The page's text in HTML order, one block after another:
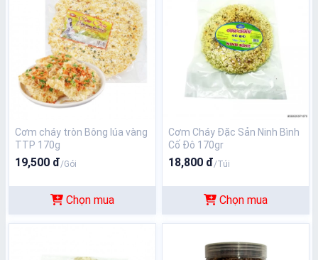
Cơm cháy tròn Bông lúa vàng
TTP 170g
19,500 đ/Gói
Chọn mua
Cơm Cháy Đặc Sản Ninh Bình
Cố Đô 170gr
18,800 đ/Túi
Chọn mua